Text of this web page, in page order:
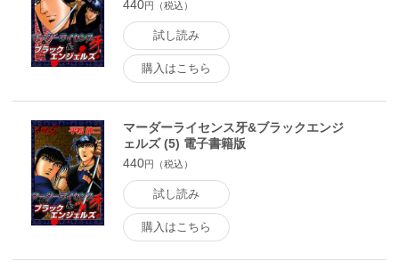
440円（税込）
試し読み
購入はこちら
マーダーライセンス牙&ブラックエンジ
ェルズ (5) 電子書籍版
440円（税込）
試し読み
購入はこちら